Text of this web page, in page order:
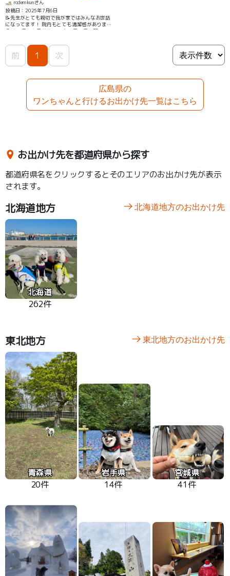
rodemkunさん
投稿日：2025年7月6日
📝先生がとても親切で我が家ではみんなお世話
になってます！ 院内もとても清潔感があります
😊 水曜日と祝日が休みです。 日曜日に開いてる
前 1 次
広島県の
ワンちゃんと行けるお出かけ先一覧はこちら
お出かけ先を都道府県から探す
都道府県名をクリックするとそのエリアのお出かけ先が表示
されます。
北海道地方 北海道地方のお出かけ先
北海道
262件
東北地方 東北地方のお出かけ先
青森県
20件
岩手県
14件
宮城県
41件